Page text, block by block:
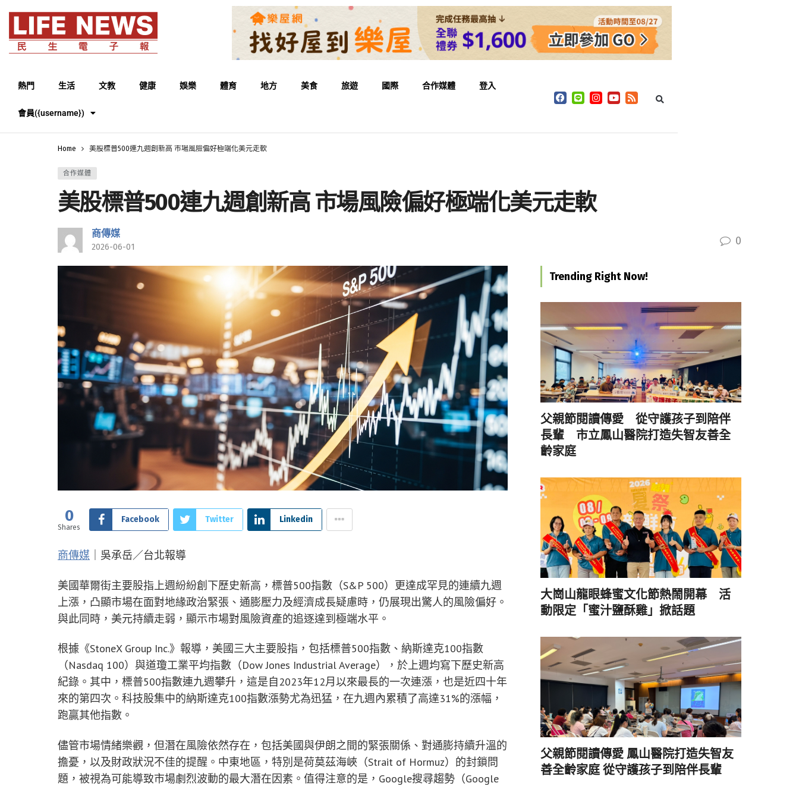
熱門 生活 文教 健康 娛樂 體育 地方 美食 旅遊 國際 合作媒體 登入
會員({username})
Home 美股標普500連九週創新高 市場風險偏好極端化美元走軟
合作媒體
美股標普500連九週創新高 市場風險偏好極端化美元走軟
商傳媒
2026-06-01 0
0
Shares
Facebook Twitter Linkedin
商傳媒 ｜吳承岳／台北報導
美國華爾街主要股指上週紛紛創下歷史新高，標普500指數（S&P 500）更達成罕見的連續九週
上漲，凸顯市場在面對地緣政治緊張、通膨壓力及經濟成長疑慮時，仍展現出驚人的風險偏好。
與此同時，美元持續走弱，顯示市場對風險資產的追逐達到極端水平。
根據《StoneX Group Inc.》報導，美國三大主要股指，包括標普500指數、納斯達克100指數
（Nasdaq 100）與道瓊工業平均指數（Dow Jones Industrial Average），於上週均寫下歷史新高
紀錄。其中，標普500指數連九週攀升，這是自2023年12月以來最長的一次連漲，也是近四十年
來的第四次。科技股集中的納斯達克100指數漲勢尤為迅猛，在九週內累積了高達31%的漲幅，
跑贏其他指數。
儘管市場情緒樂觀，但潛在風險依然存在，包括美國與伊朗之間的緊張關係、對通膨持續升溫的
擔憂，以及財政狀況不佳的提醒。中東地區，特別是荷莫茲海峽（Strait of Hormuz）的封鎖問
題，被視為可能導致市場劇烈波動的最大潛在因素。值得注意的是，Google搜尋趨勢（Google
Trending Right Now!
父親節閱讀傳愛 從守護孩子到陪伴
長輩 市立鳳山醫院打造失智友善全
齡家庭
大崗山龍眼蜂蜜文化節熱鬧開幕 活
動限定「蜜汁鹽酥雞」掀話題
父親節閱讀傳愛 鳳山醫院打造失智友
善全齡家庭 從守護孩子到陪伴長輩